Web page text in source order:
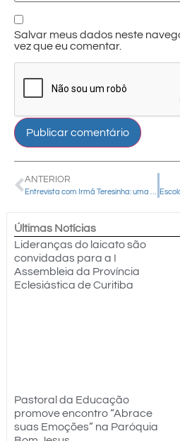
Salvar meus dados neste
vez que eu comentar.
ANTERIOR
Últimas Notícias
Lideranças do laicato são
convidadas para a I
Assembleia da Província
Eclesiástica de Curitiba
Pastoral da Educação
promove encontro “Abrace
suas Emoções” na Paróquia